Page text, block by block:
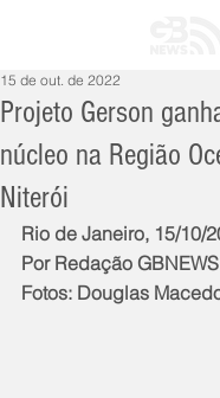
Projeto Gerson
núcleo na Região
Niterói
15 de out. de 2022
Rio de Janeiro, 15/10/
Por Redação GBNEWS
Fotos: Douglas